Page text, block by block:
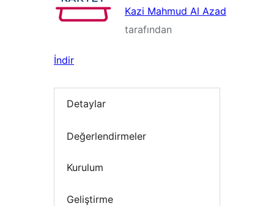
Kazi Mahmud Al Azad
tarafından
İndir
Detaylar
Değerlendirmeler
Kurulum
Geliştirme